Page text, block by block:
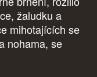
žaludku a
mihotajících se
nohama, se